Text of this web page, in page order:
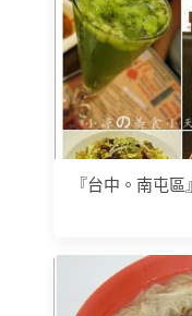
『台中。南屯